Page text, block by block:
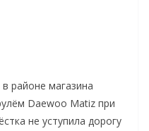
районе магазина
Daewoo Matiz при
не уступила дорогу